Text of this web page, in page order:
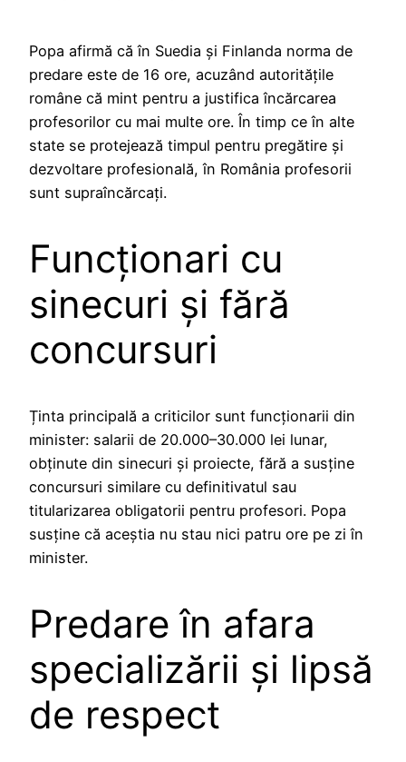
Popa afirmă că în Suedia și Finlanda norma de
predare este de 16 ore, acuzând autoritățile
române că mint pentru a justifica încărcarea
profesorilor cu mai multe ore. În timp ce în alte
state se protejează timpul pentru pregătire și
dezvoltare profesională, în România profesorii
sunt supraîncărcați.
Funcționari cu
sinecuri și fără
concursuri
Ținta principală a criticilor sunt funcționarii din
minister: salarii de 20.000–30.000 lei lunar,
obținute din sinecuri și proiecte, fără a susține
concursuri similare cu definitivatul sau
titularizarea obligatorii pentru profesori. Popa
susține că aceștia nu stau nici patru ore pe zi în
minister.
Predare în afara
specializării și lipsă
de respect